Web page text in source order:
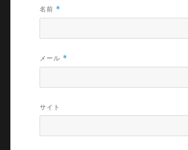
名前 *
メール *
サイト